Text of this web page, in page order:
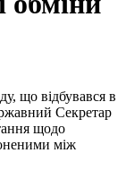
що відбувався в
Секретар
щодо
між